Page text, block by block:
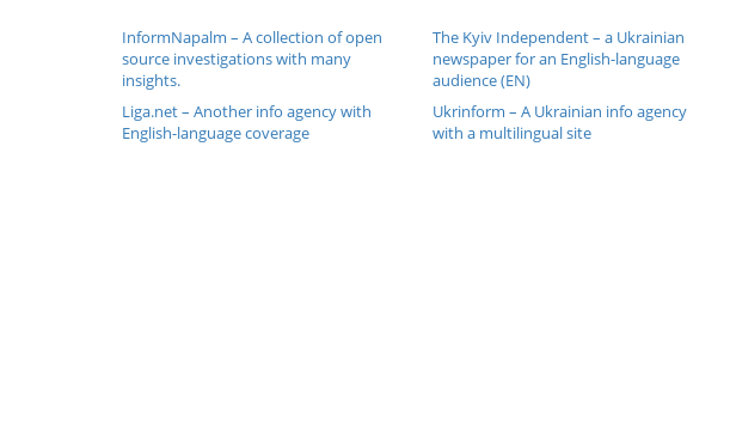
InformNapalm – A collection of open
source investigations with many
insights.
Liga.net – Another info agency with
English-language coverage
The Kyiv Independent – a Ukrainian
newspaper for an English-language
audience (EN)
Ukrinform – A Ukrainian info agency
with a multilingual site